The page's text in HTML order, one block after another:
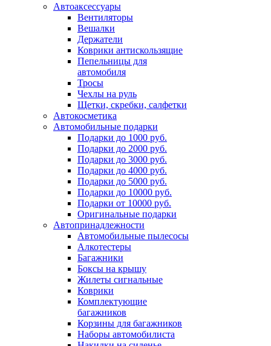
Автоаксессуары
Вентиляторы
Вешалки
Держатели
Коврики антискользящие
Пепельницы для
автомобиля
Тросы
Чехлы на руль
Щетки, скребки, салфетки
Автокосметика
Автомобильные подарки
Подарки до 1000 руб.
Подарки до 2000 руб.
Подарки до 3000 руб.
Подарки до 4000 руб.
Подарки до 5000 руб.
Подарки до 10000 руб.
Подарки от 10000 руб.
Оригинальные подарки
Автопринадлежности
Автомобильные пылесосы
Алкотестеры
Багажники
Боксы на крышу
Жилеты сигнальные
Коврики
Комплектующие
багажников
Корзины для багажников
Наборы автомобилиста